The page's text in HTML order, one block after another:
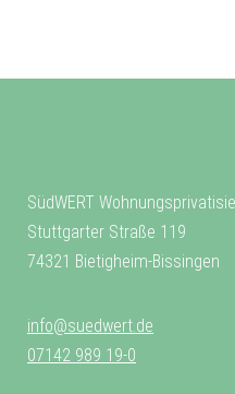
SüdWERT
Stuttgarter Straße 119
74321 Bietigheim-Bissingen
info@suedwert.de
07142 989 19-0